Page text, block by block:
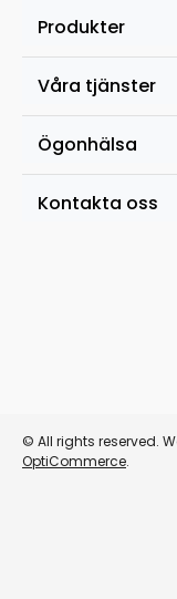
Produkter
Våra tjänster
Ögonhälsa
Kontakta oss
© All rights reserved.
OptiCommerce.